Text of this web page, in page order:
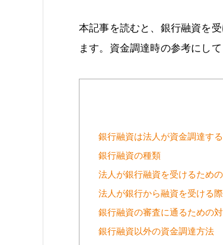
本記事を読むと、銀行融資を
ます。資金調達時の参考にして
銀行融資は法人が資金調達す
銀行融資の種類
法人が銀行融資を受けるため
法人が銀行から融資を受ける
銀行融資の審査に通るための
銀行融資以外の資金調達方法